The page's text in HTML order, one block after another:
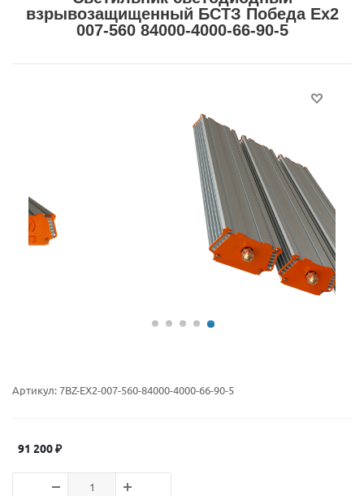
взрывозащищенный БСТЗ Победа Ex2
007-560 84000-4000-66-90-5
Артикул:7BZ-EX2-007-560-84000-4000-66-90-5
91 200₽